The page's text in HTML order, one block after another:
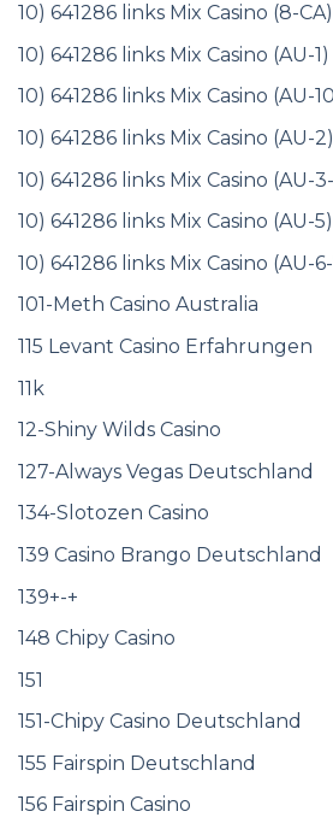
10) 641286 links Mix Casino (8-
10) 641286 links Mix Casino (AU-
10) 641286 links Mix Casino (AU-
10) 641286 links Mix Casino (AU-
10) 641286 links Mix Casino (AU-
10) 641286 links Mix Casino (AU-
10) 641286 links Mix Casino (AU-
101-Meth Casino Australia
115 Levant Casino Erfahrungen
11k
12-Shiny Wilds Casino
127-Always Vegas Deutschland
134-Slotozen Casino
139 Casino Brango Deutschland
139+-+
148 Chipy Casino
151
151-Chipy Casino Deutschland
155 Fairspin Deutschland
156 Fairspin Casino